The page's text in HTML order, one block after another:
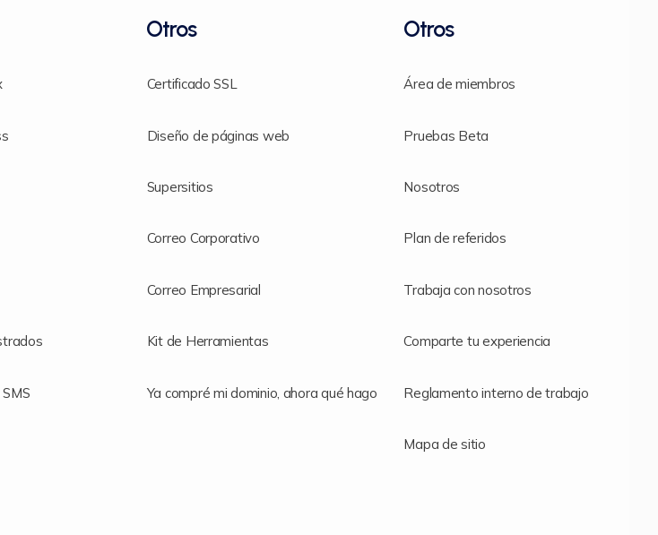
Otros
Certificado SSL
Diseño de páginas web
Supersitios
Correo Corporativo
Correo Empresarial
Kit de Herramientas
Ya compré mi dominio, ahora qué hago
Otros
Área de miembros
Pruebas Beta
Nosotros
Plan de referidos
Trabaja con nosotros
Comparte tu experiencia
Reglamento interno de trabajo
Mapa de sitio